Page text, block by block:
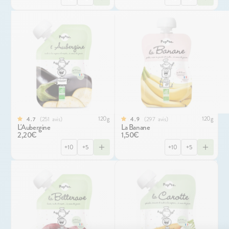
4.7 251 avis 120g
L'Aubergine
2,20€
+10 +5
4.9 297 avis 120g
La Banane
1,50€
+10 +5